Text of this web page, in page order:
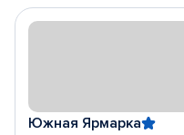
Южная Ярмарка